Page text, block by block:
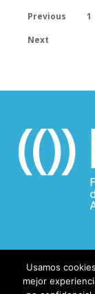
Previous 1
Next
Usamos
mejor